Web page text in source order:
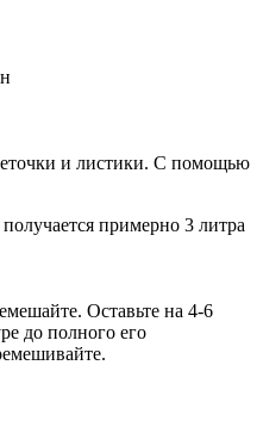
и листики. С помощью
примерно 3 литра
Оставьте на 4-6
до полного его